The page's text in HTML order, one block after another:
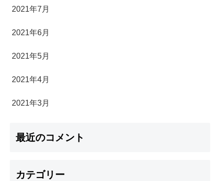
2021年7月
2021年6月
2021年5月
2021年4月
2021年3月
最近のコメント
カテゴリー